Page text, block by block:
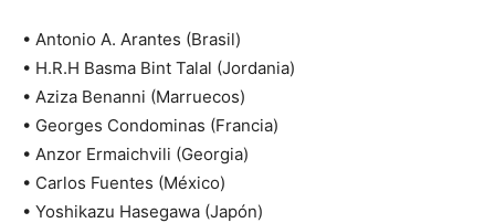
• Antonio A. Arantes (Brasil)
• H.R.H Basma Bint Talal (Jordania)
• Aziza Benanni (Marruecos)
• Georges Condominas (Francia)
• Anzor Ermaichvili (Georgia)
• Carlos Fuentes (México)
• Yoshikazu Hasegawa (Japón)